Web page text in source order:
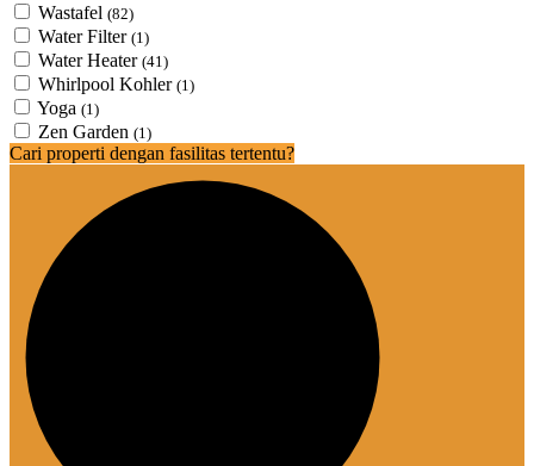
Wastafel (82)
Water Filter (1)
Water Heater (41)
Whirlpool Kohler (1)
Yoga (1)
Zen Garden (1)
Cari properti dengan fasilitas tertentu?